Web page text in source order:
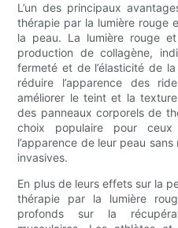
L’un des principaux
thérapie par la lumière rouge
la peau. La lumière rouge
production de collagène,
fermeté et de l’élasticité de
réduire l’apparence des
améliorer le teint et la
des panneaux corporels de
choix populaire pour
l’apparence de leur peau
invasives.
En plus de leurs effets sur la
thérapie par la lumière
profonds sur la